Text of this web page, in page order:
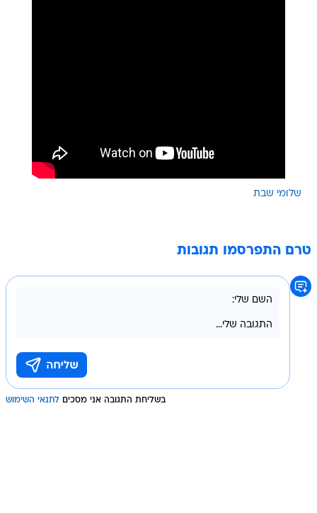
שלומי שבת
טרם התפרסמו תגובות
בשליחת התגובה אני מסכים לתנאי השימוש